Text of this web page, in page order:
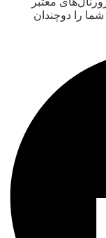
شما را دوچندان